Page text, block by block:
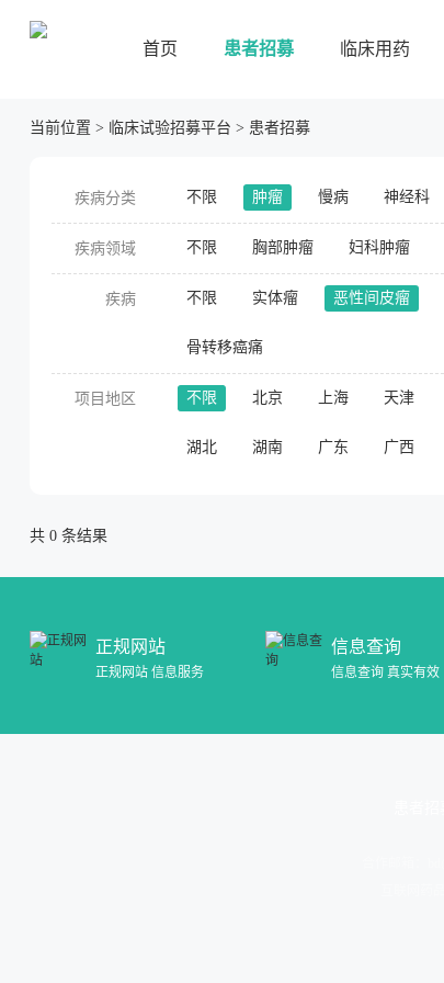
首页 患者招募 临床用药
当前位置 > 临床试验招募平台 > 患者招募
疾病分类 不限 肿瘤 慢病 神经科
疾病领域 不限 胸部肿瘤 妇科肿瘤
疾病 不限 实体瘤 恶性间皮瘤
骨转移癌痛
项目地区 不限 北京 上海 天津
湖北 湖南 广东 广西
共 0 条结果
正规网站
正规网站 信息服务
信息查询
信息查询 真实有效